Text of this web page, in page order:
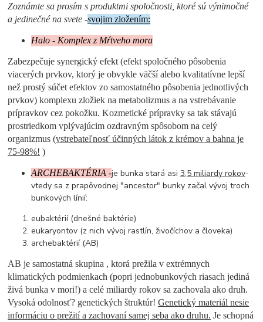
Zoznámte sa prosím s produktmi spoločnosti, ktoré sú výnimočné
a jedinečné na svete -svojim zložením:
Halo - Komplex z Mŕtveho mora
Zabezpečuje synergický efekt (efekt spoločného pôsobenia
viacerých prvkov, ktorý je obvykle väčší alebo kvalitatívne lepší
než prostý súčet efektov zo samostatného pôsobenia jednotlivých
prvkov) komplexu zložiek na metabolizmus a na vstrebávanie
prípravkov cez pokožku. Kozmetické prípravky sa tak stávajú
prostriedkom vplývajúcim ozdravným spôsobom na celý
organizmus(vstrebateľnosť účinných látok z krémov a bahna je
75-98%! )
ARCHEBAKTÉRIA -je bunka stará asi3,5 miliardy rokov-
vtedy sa z prapôvodnej "ancestor" bunky začal vývoj troch
bunkových línií:
eubaktérií (dnešné baktérie)
eukaryontov (z nich vývoj rastlín, živočíchov a človeka)
archebaktérií (AB)
AB je samostatná skupina , ktorá prežila v extrémnych
klimatických podmienkach (popri jednobunkových riasach jediná
živá bunka v mori!) a celé miliardy rokov sa zachovala ako druh.
Vysoká odolnosť? genetických štruktúr!Genetický materiál nesie
informáciu o prežití a zachovaní samej seba ako druhu. Je schopná